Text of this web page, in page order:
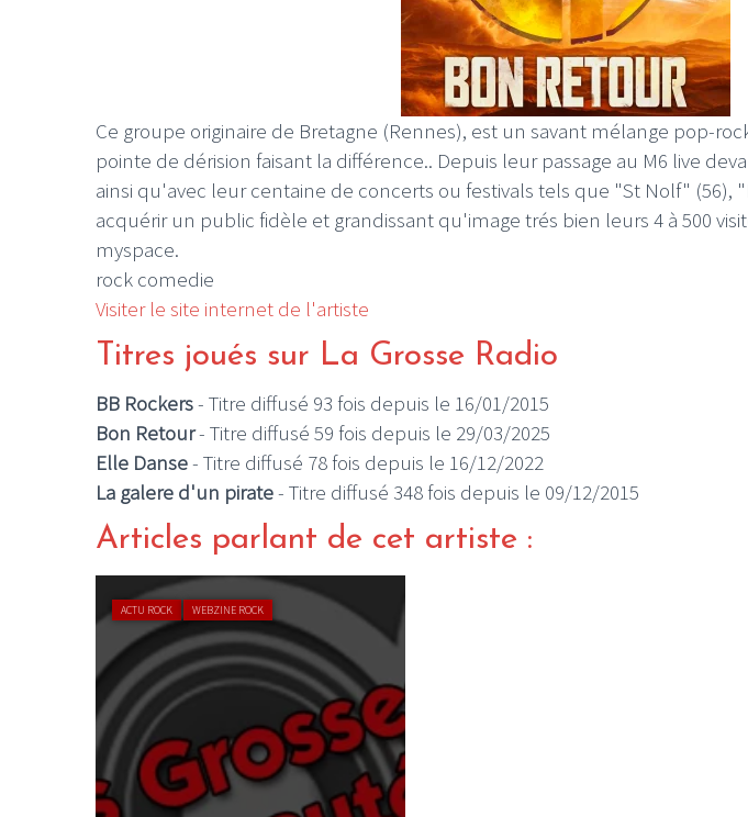
Ce groupe originaire de Bretagne (Rennes), est un savant mélange pop-
pointe de dérision faisant la différence.. Depuis leur passage au M6 live
ainsi qu'avec leur centaine de concerts ou festivals tels que "St Nolf" (56),
acquérir un public fidèle et grandissant qu'image trés bien leurs 4 à 500
myspace.
rock comedie
Visiter le site internet de l'artiste
Titres joués sur La Grosse Radio
BB Rockers- Titre diffusé 93 fois depuis le 16/01/2015
Bon Retour- Titre diffusé 59 fois depuis le 29/03/2025
Elle Danse- Titre diffusé 78 fois depuis le 16/12/2022
La galere d'un pirate- Titre diffusé 348 fois depuis le 09/12/2015
Articles parlant de cet artiste :
ACTU ROCK WEBZINE ROCK